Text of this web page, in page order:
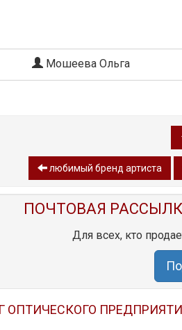
Мошеева Ольга
любимый бренд артиста
ПОЧТОВАЯ
Для всех, кто
ОПТИЧЕСКОГО